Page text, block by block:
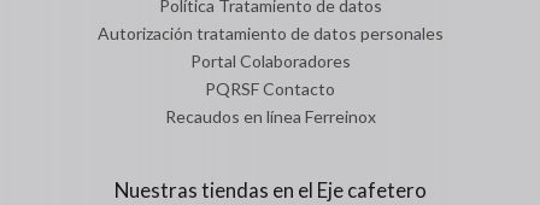
Política Tratamiento de datos
Autorización tratamiento de datos personales
Portal Colaboradores
PQRSF Contacto
Recaudos en línea Ferreinox
Nuestras tiendas en el Eje cafetero